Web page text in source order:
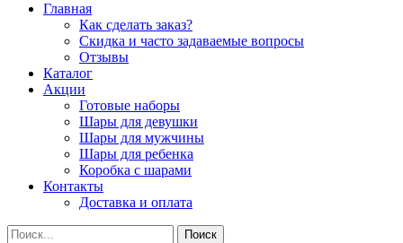
Главная
Как сделать заказ?
Скидка и часто задаваемые вопросы
Отзывы
Каталог
Акции
Готовые наборы
Шары для девушки
Шары для мужчины
Шары для ребенка
Коробка с шарами
Контакты
Доставка и оплата
Поиск